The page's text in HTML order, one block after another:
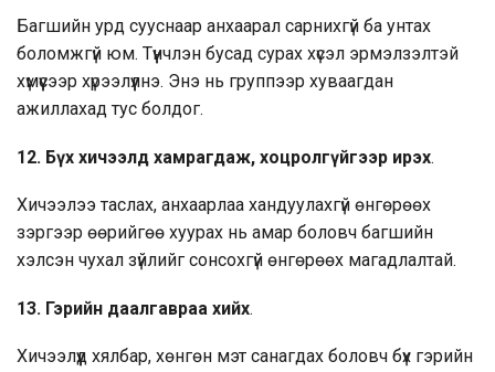
Багшийн урд сууснаар анхаарал сарнихгүй ба унтах
боломжгүй юм. Түүнчлэн бусад сурах хүсэл эрмэлзэлтэй
хүмүүсээр хүрээлүүлнэ. Энэ нь группээр хуваагдан
ажиллахад тус болдог.
12. Бүх хичээлд хамрагдаж, хоцролгүйгээр ирэх.
Хичээлээ таслах, анхаарлаа хандуулахгүй өнгөрөөх
зэргээр өөрийгөө хуурах нь амар боловч багшийн
хэлсэн чухал зүйлийг сонсохгүй өнгөрөөх магадлалтай.
13. Гэрийн даалгавраа хийх.
Хичээлүүд хялбар, хөнгөн мэт санагдах боловч бүх гэрийн